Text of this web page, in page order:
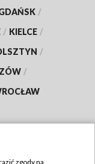
/
/ KIELCE /
/
/
zgody na